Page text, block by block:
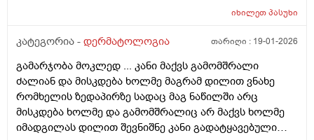
საწინააღმდეგო სახის დასააბნი 6 კვირის მანძილზე,
ამასთან ერთად ავენის ტოლარენს კონტროლი,
რაც დავიწყე მკურნალობა საშინლად მომემატა
ლოყებზე გამონაყარი, სხაბოლოოდ დავიწყე
დოქსიციკლინის 100 მგ დალევა უკვე 10 დღეზე მეტია
და სახე უფრო ჩაწყნარდა, რა ვქნა როდის შევწყვიტო
დალევა?
იხილეთპასუხი
კატეგორია - დერმატოლოგია თარიღი : 19-01-2026
გამარჯობა მოკლედ ... კანი მაქვს გამომშრალი
ძალიან და მისკდება ხოლმე მაგრამ დილით ვნახე
რომხელის ზედაპირზე სადაც მაგ ნაწილში არც
მისკდება ხოლმე და გამომშრალიც არ მაქვს ხოლმე
იმადგილას დილით შევნიშნე კანი გადატყავებული